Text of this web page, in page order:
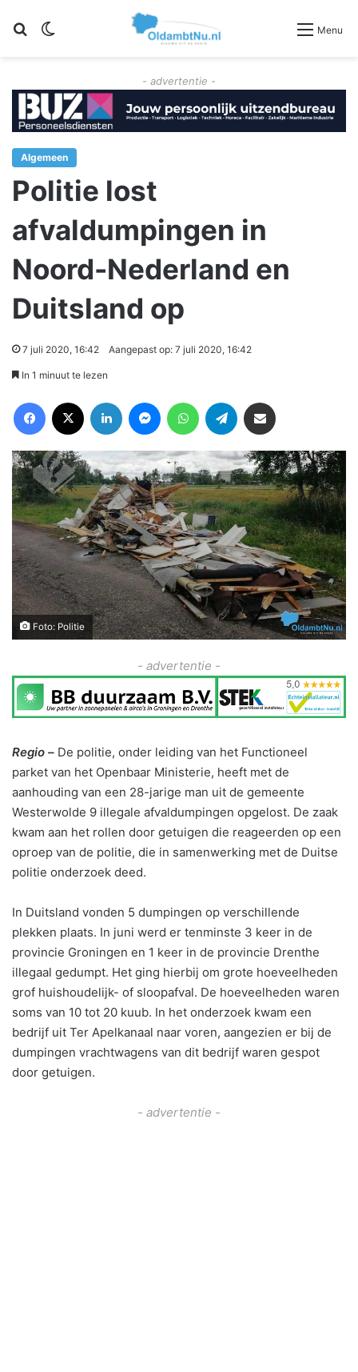
Zoeken Menu
- advertentie -
Algemeen
Politie lost
afvaldumpingen in
Noord-Nederland en
Duitsland op
7 juli 2020, 16:42 Aangepast op: 7 juli 2020, 16:42
In 1 minuut te lezen
Foto: Politie
- advertentie -
Regio – De politie, onder leiding van het Functioneel
parket van het Openbaar Ministerie, heeft met de
aanhouding van een 28-jarige man uit de gemeente
Westerwolde 9 illegale afvaldumpingen opgelost. De zaak
kwam aan het rollen door getuigen die reageerden op een
oproep van de politie, die in samenwerking met de Duitse
politie onderzoek deed.
In Duitsland vonden 5 dumpingen op verschillende
plekken plaats. In juni werd er tenminste 3 keer in de
provincie Groningen en 1 keer in de provincie Drenthe
illegaal gedumpt. Het ging hierbij om grote hoeveelheden
grof huishoudelijk- of sloopafval. De hoeveelheden waren
soms van 10 tot 20 kuub. In het onderzoek kwam een
bedrijf uit Ter Apelkanaal naar voren, aangezien er bij de
dumpingen vrachtwagens van dit bedrijf waren gespot
door getuigen.
- advertentie -